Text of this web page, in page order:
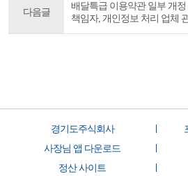
다음글
배달특급 이용약관 일부 개
책임자, 개인정보 처리 업체
경기도주식회사
사장님 앱 다운로드
정산 사이트